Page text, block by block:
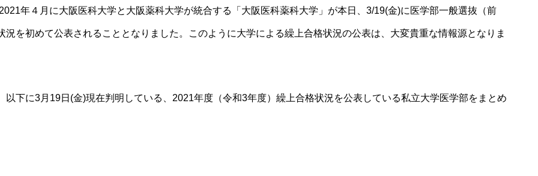
年４月に大阪医科大学と 大阪薬科大学が統合する「 大阪医科薬科大学 」が本日、3/19(金)に医学部一般選抜（前
況を初めて公表されることとなりました。このように大学による繰上合格状況の公表は、大変貴重な情報源となりま
以下に3月19日(金)現在判明している、2021年度（令和3年度）繰上合格状況を公表している私立大学医学部をまとめ